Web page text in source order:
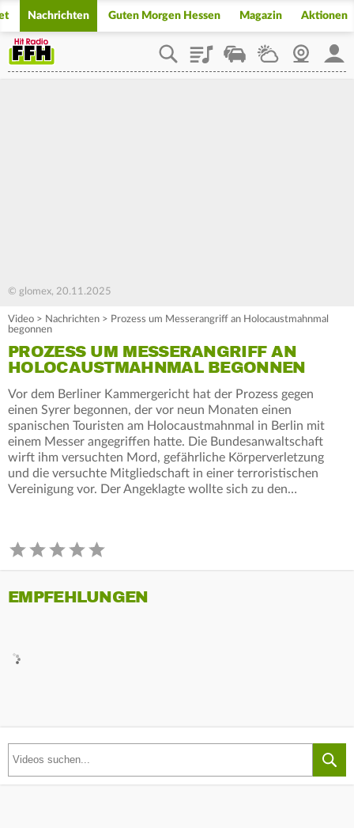
Nachrichten Guten Morgen Hessen Magazin Aktionen
PlaylistStaupilotWetterWebcam
© glomex, 20.11.2025
Video > Nachrichten > Prozess um Messerangriff an Holocaustmahnmal
begonnen
PROZESS UM MESSERANGRIFF AN
HOLOCAUSTMAHNMAL BEGONNEN
Vor dem Berliner Kammergericht hat der Prozess gegen
einen Syrer begonnen, der vor neun Monaten einen
spanischen Touristen am Holocaustmahnmal in Berlin mit
einem Messer angegriffen hatte. Die Bundesanwaltschaft
wirft ihm versuchten Mord, gefährliche Körperverletzung
und die versuchte Mitgliedschaft in einer terroristischen
Vereinigung vor. Der Angeklagte wollte sich zu den…
EMPFEHLUNGEN